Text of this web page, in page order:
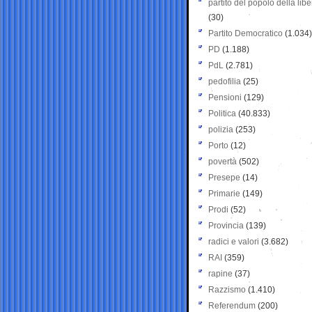
partito del popolo della
(30)
Partito Democratico (1.034)
PD (1.188)
PdL (2.781)
pedofilia (25)
Pensioni (129)
Politica (40.833)
polizia (253)
Porto (12)
povertà (502)
Presepe (14)
Primarie (149)
Prodi (52)
Provincia (139)
radici e valori (3.682)
RAI (359)
rapine (37)
Razzismo (1.410)
Referendum (200)